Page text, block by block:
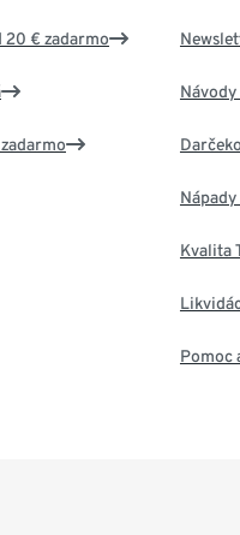
20 € zadarmo
zadarmo
Kvalita
Pomoc